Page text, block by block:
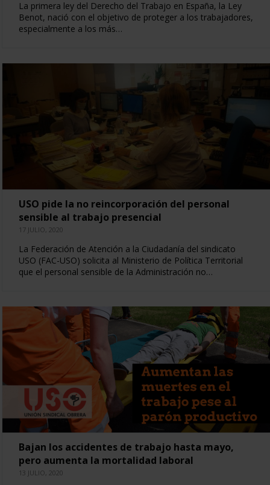
La primera ley del Derecho del Trabajo en España, la Ley
Benot, nació con el objetivo de proteger a los trabajadores,
especialmente a los más…
USO pide la no reincorporación del personal
sensible al trabajo presencial
17 JULIO, 2020
La Federación de Atención a la Ciudadanía del sindicato
USO (FAC-USO) solicita al Ministerio de Política Territorial
que el personal sensible de la Administración no…
Bajan los accidentes de trabajo hasta mayo,
pero aumenta la mortalidad laboral
13 JULIO, 2020